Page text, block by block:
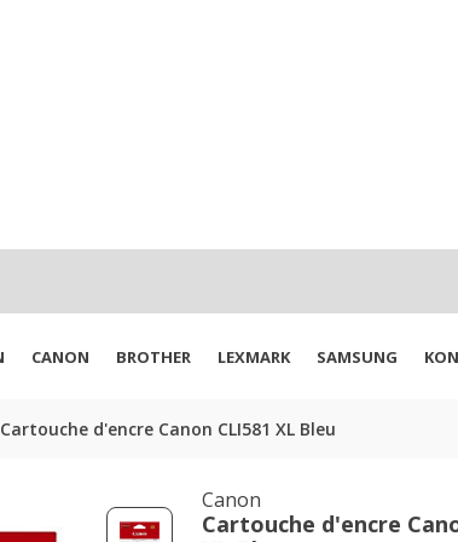
CANON BROTHER LEXMARK SAMSUNG
Cartouche d'encre Canon CLI581 XL Bleu
Canon
Cartouche d'encre